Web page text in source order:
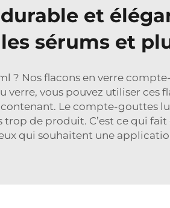
et
les sérums et
? Nos flacons en verre
verre, vous pouvez utiliser
Le compte-gouttes
de produit. C’est ce qui
qui souhaitent une